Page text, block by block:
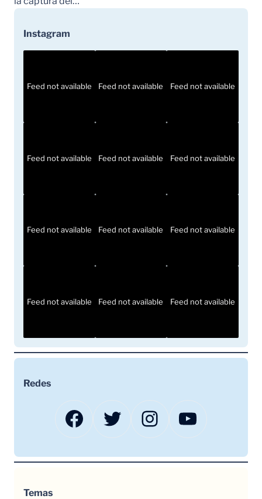
Instagram
Feed not available Feed not available Feed not available
Feed not available Feed not available Feed not available
Feed not available Feed not available Feed not available
Feed not available Feed not available Feed not available
Redes
Facebook Twitter Instagram YouTube
Temas